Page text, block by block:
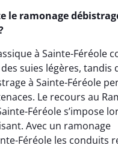
le ramonage
à Sainte-Féréole
suies légères, tandis
à Sainte-Féréole
Le recours au
Féréole s’impose
Avec un ramonage
Féréole les conduits